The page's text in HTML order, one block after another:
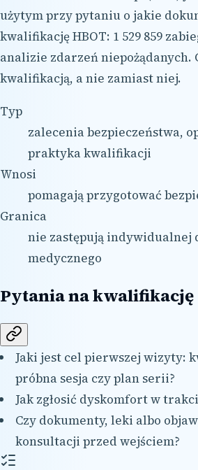
użytym przy pytaniu o jakie
kwalifikację HBOT: 1 529 859
analizie zdarzeń niepożądanych.
kwalifikacją, a nie zamiast niej.
Typ
zalecenia bezpieczeństwa,
praktyka kwalifikacji
Wnosi
pomagają przygotować
Granica
nie zastępują indywidualnej
medycznego
Pytania na kwalifikację
Jaki jest cel pierwszej wizyty:
próbna sesja czy plan serii?
Jak zgłosić dyskomfort w
Czy dokumenty, leki albo
konsultacji przed wejściem?